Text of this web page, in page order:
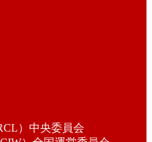
）中央委員会